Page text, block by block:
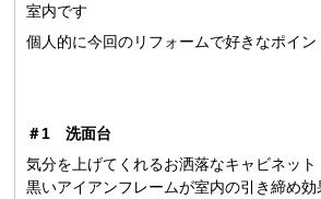
室内です
個人的に今回のリフォームで好きなポイ
＃1 洗面台
気分を上げてくれるお洒落なキャビネット
黒いアイアンフレームが室内の引き締め